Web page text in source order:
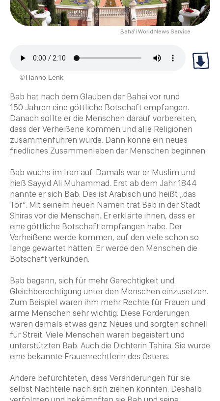
Bahá'í World News Service
Hanno Lenk
Bab hat nach dem Glauben der Bahai vor rund
150 Jahren eine göttliche Botschaft empfangen.
Danach sollte er die Menschen darauf vorbereiten,
dass der Verheißene kommen und alle Religionen
zusammenführen würde. Dann könne ein neues
friedliches Zusammenleben der Menschen beginnen.
Bab wuchs im Iran auf. Damals war er Muslim und
hieß Sayyid Ali Muhammad. Erst ab dem Jahr 1844
nannte er sich Bab. Das ist Arabisch und heißt „das
Tor“. Mit seinem neuen Namen trat Bab in der Stadt
Shiras vor die Menschen. Er erklärte ihnen, dass er
eine göttliche Botschaft empfangen habe. Der
Verheißene werde kommen, auf den viele schon so
lange gewartet hätten. Er werde den Menschen die
Botschaft verkünden.
Bab begann, sich für mehr Gerechtigkeit und
Gleichberechtigung unter den Menschen einzusetzen.
Zum Beispiel waren ihm mehr Rechte für Frauen und
arme Menschen sehr wichtig. Diese Forderungen
waren damals etwas ganz Neues und sorgten schnell
für Streit. Viele Menschen waren begeistert und
unterstützten Bab. Auch die Dichterin Tahira. Sie wurde
eine bekannte Frauenrechtlerin des Ostens.
Andere befürchteten, dass Veränderungen für sie
selbst Nachteile nach sich ziehen könnten. Deshalb